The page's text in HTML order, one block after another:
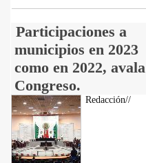
Participaciones a
municipios en 2023
como en 2022, avala
Congreso.
Redacción//